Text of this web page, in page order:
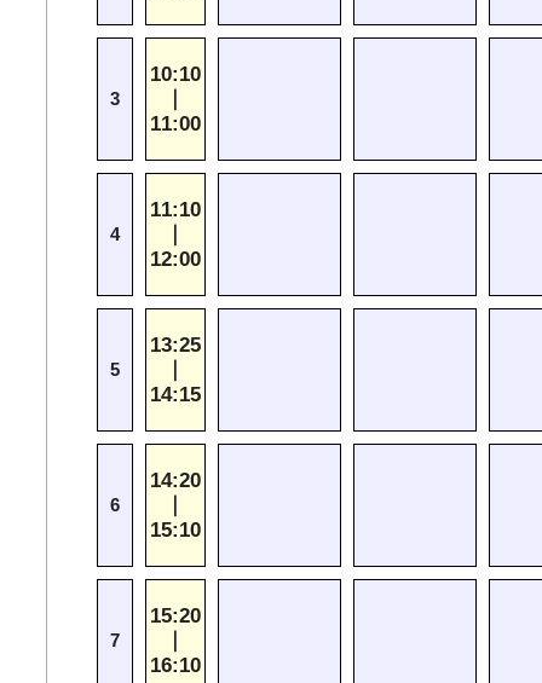
3
10:10
11:00
4
11:10
12:00
5
13:25
14:15
6
14:20
15:10
7
15:20
16:10